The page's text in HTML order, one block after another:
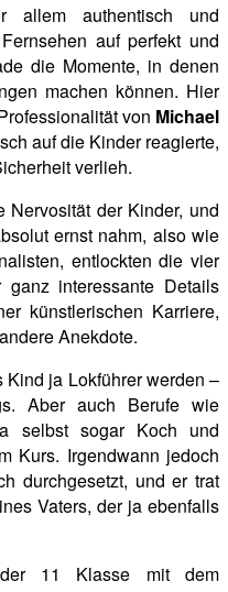
authentisch und
auf perfekt und
die Momente, in denen
machen können. Hier
von Michael
auf die Kinder reagierte,
verlieh.
der Kinder, und
ernst nahm, also wie
entlockten die vier
interessante Details
künstlerischen Karriere,
Anekdote.
Kind ja Lokführer werden –
Aber auch Berufe wie
selbst sogar Koch und
Kurs. Irgendwann jedoch
durchgesetzt, und er trat
Vaters, der ja ebenfalls
11 Klasse mit dem